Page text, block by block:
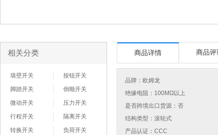
相关分类
墙壁开关
按钮开关
脚踏开关
倒顺开关
微动开关
压力开关
行程开关
隔离开关
转换开关
负荷开关
商品详情 商品评
品牌： 欧姆龙
绝缘电阻：100MΩ以上
是否跨境出口货源：否
结构类型：滚轮式
产品认证：CCC